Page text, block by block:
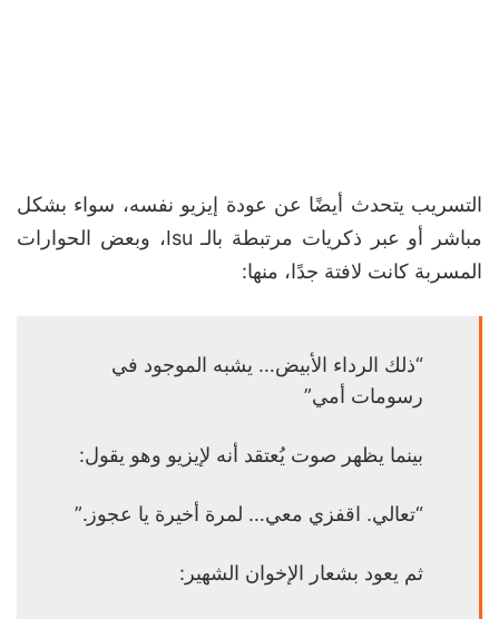
التسريب يتحدث أيضًا عن عودة إيزيو نفسه، سواء بشكل
مباشر أو عبر ذكريات مرتبطة بالـ Isu، وبعض الحوارات
المسربة كانت لافتة جدًا، منها:
“ذلك الرداء الأبيض… يشبه الموجود في
رسومات أمي”
بينما يظهر صوت يُعتقد أنه لإيزيو وهو يقول:
“تعالي. اقفزي معي… لمرة أخيرة يا عجوز.”
ثم يعود بشعار الإخوان الشهير: